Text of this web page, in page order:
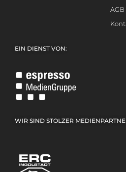
AGB
EIN DIENST VON:
WIR SIND STOLZER